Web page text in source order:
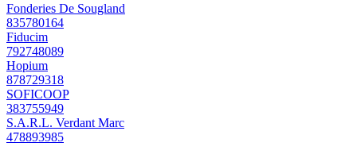
Fonderies De Sougland
835780164
Fiducim
792748089
Hopium
878729318
SOFICOOP
383755949
S.A.R.L. Verdant Marc
478893985